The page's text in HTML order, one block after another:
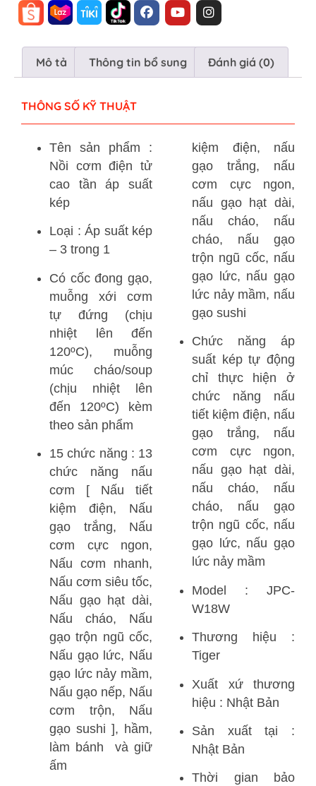
Mô tả Thông tin bổ sung Đánh giá (0)
THÔNG SỐ KỸ THUẬT
Tên sản phẩm :
Nồi cơm điện tử
cao tần áp suất
kép
Loại : Áp suất kép
– 3 trong 1
Có cốc đong gạo,
muỗng xới cơm
tự đứng (chịu
nhiệt lên đến
120ºC), muỗng
múc cháo/soup
(chịu nhiệt lên
đến 120ºC) kèm
theo sản phẩm
15 chức năng : 13
chức năng nấu
cơm [ Nấu tiết
kiệm điện, Nấu
gạo trắng, Nấu
cơm cực ngon,
Nấu cơm nhanh,
Nấu cơm siêu tốc,
Nấu gạo hạt dài,
Nấu cháo, Nấu
gạo trộn ngũ cốc,
Nấu gạo lức, Nấu
gạo lức nảy mầm,
Nấu gạo nếp, Nấu
cơm trộn, Nấu
gạo sushi ], hầm,
làm bánh và giữ
ấm
kiệm điện, nấu
gạo trắng, nấu
cơm cực ngon,
nấu gạo hạt dài,
nấu cháo, nấu
cháo, nấu gạo
trộn ngũ cốc, nấu
gạo lức, nấu gạo
lức nảy mầm, nấu
gạo sushi
Chức năng áp
suất kép tự động
chỉ thực hiện ở
chức năng nấu
tiết kiệm điện, nấu
gạo trắng, nấu
cơm cực ngon,
nấu gạo hạt dài,
nấu cháo, nấu
cháo, nấu gạo
trộn ngũ cốc, nấu
gạo lức, nấu gạo
lức nảy mầm
Model : JPC-
W18W
Thương hiệu :
Tiger
Xuất xứ thương
hiệu : Nhật Bản
Sản xuất tại :
Nhật Bản
Thời gian bảo